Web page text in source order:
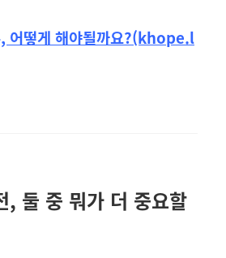
어떻게 해야될까요?(khope.l
, 둘 중 뭐가 더 중요할